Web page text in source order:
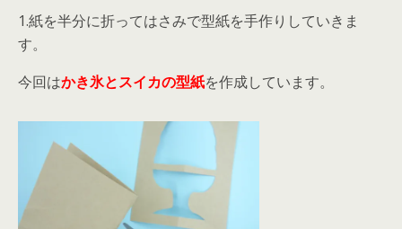
1.紙を半分に折ってはさみで型紙を手作りしていきま
す。
今回はかき氷とスイカの型紙を作成しています。